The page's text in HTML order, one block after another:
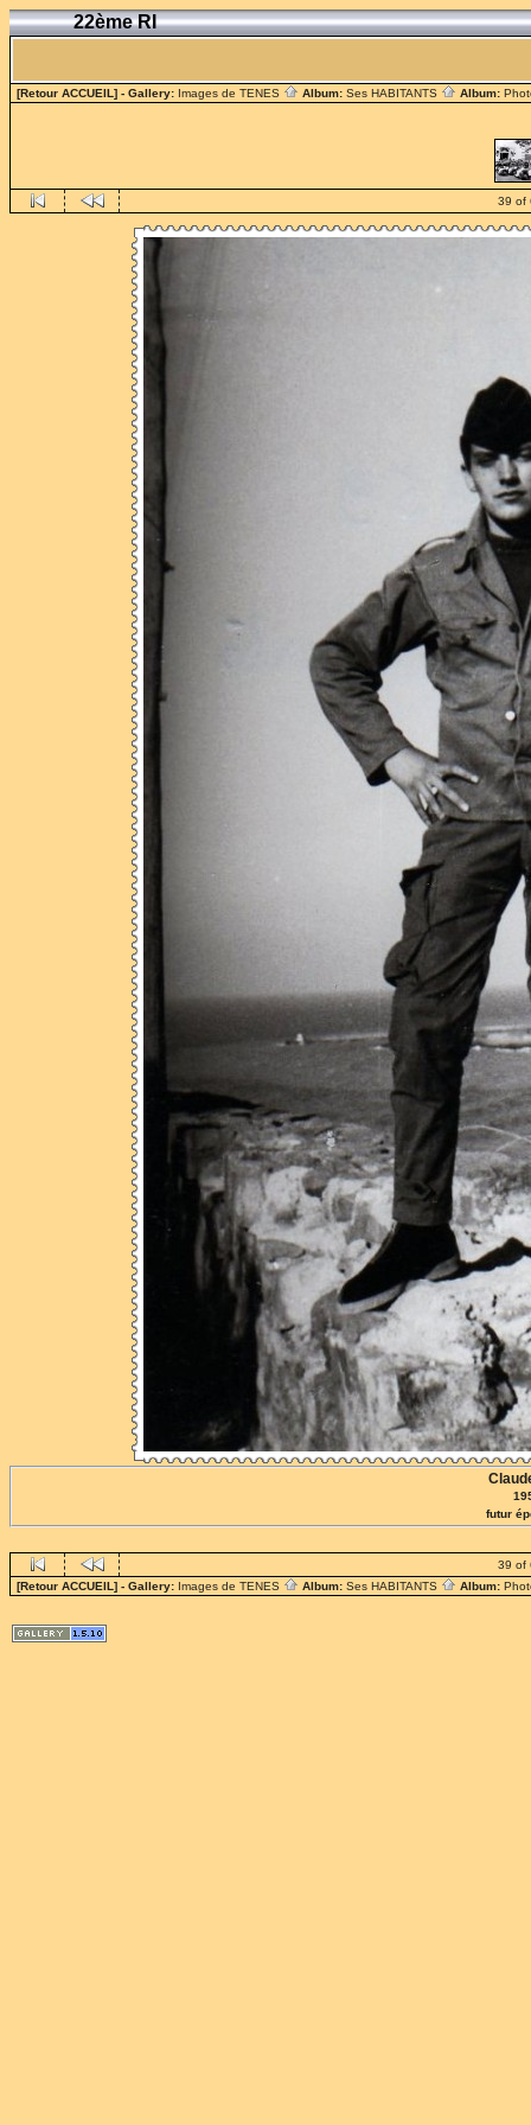
22ème RI
[Retour ACCUEIL] - Gallery: Images de TENES Album: Ses HABITANTS Album:
39 of
futur
39 of
[Retour ACCUEIL] - Gallery: Images de TENES Album: Ses HABITANTS Album: